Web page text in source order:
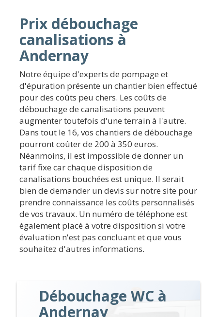
Prix débouchage
canalisations à
Andernay
Notre équipe d'experts de pompage et
d'épuration présente un chantier bien effectué
pour des coûts peu chers. Les coûts de
débouchage de canalisations peuvent
augmenter toutefois d'une terrain à l'autre.
Dans tout le 16, vos chantiers de débouchage
pourront coûter de 200 à 350 euros.
Néanmoins, il est impossible de donner un
tarif fixe car chaque disposition de
canalisations bouchées est unique. Il serait
bien de demander un devis sur notre site pour
prendre connaissance les coûts personnalisés
de vos travaux. Un numéro de téléphone est
également placé à votre disposition si votre
évaluation n'est pas concluant et que vous
souhaitez d'autres informations.
Débouchage WC à
Andernay